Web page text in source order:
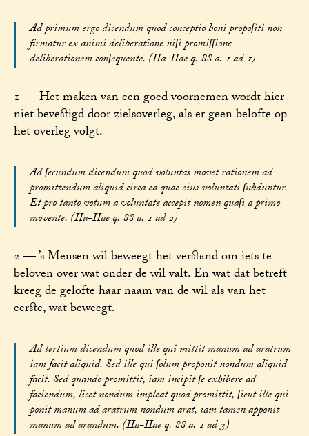
Ad primum ergo dicendum quod conceptio boni propoſiti non
firmatur ex animi deliberatione niſi promiſſione
deliberationem conſequente. (IIa-IIae q. 88 a. 1 ad 1)
1 — Het maken van een goed voornemen wordt hier
niet bevestigd door zielsoverleg, als er geen belofte op
het overleg volgt.
Ad ſecundum dicendum quod voluntas movet rationem ad
promittendum aliquid circa ea quae eius voluntati ſubduntur.
Et pro tanto votum a voluntate accepit nomen quaſi a primo
movente. (IIa-IIae q. 88 a. 1 ad 2)
2 — ’s Mensen wil beweegt het verstand om iets te
beloven over wat onder de wil valt. En wat dat betreft
kreeg de gelofte haar naam van de wil als van het
eerste, wat beweegt.
Ad tertium dicendum quod ille qui mittit manum ad aratrum
iam facit aliquid. Sed ille qui ſolum proponit nondum aliquid
facit. Sed quando promittit, iam incipit ſe exhibere ad
faciendum, licet nondum impleat quod promittit, ſicut ille qui
ponit manum ad aratrum nondum arat, iam tamen apponit
manum ad arandum. (IIa-IIae q. 88 a. 1 ad 3)